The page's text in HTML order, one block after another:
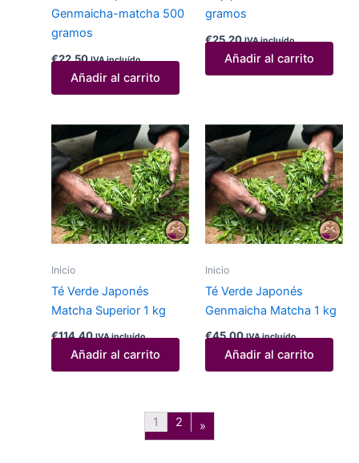
Genmaicha-matcha 500
gramos
€22,50 IVA incluído
Añadir al carrito
gramos
€25,20 IVA incluído
Añadir al carrito
Inicio
Té Verde Japonés
Matcha Superior 1 kg
€114,40 IVA incluído
Añadir al carrito
Inicio
Té Verde Japonés
Genmaicha Matcha 1 kg
€45,00 IVA incluído
Añadir al carrito
1 2 »